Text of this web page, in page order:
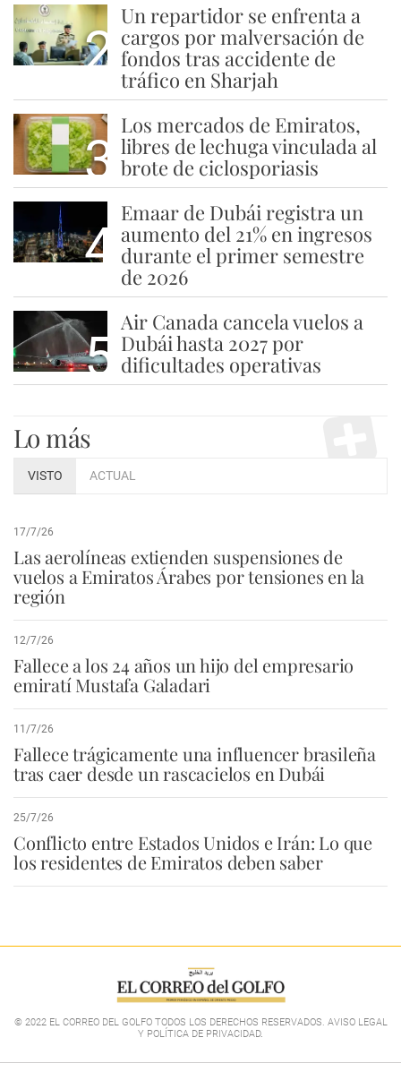
2
Un repartidor se enfrenta a
cargos por malversación de
fondos tras accidente de
tráfico en Sharjah
3
Los mercados de Emiratos,
libres de lechuga vinculada al
brote de ciclosporiasis
4
Emaar de Dubái registra un
aumento del 21% en ingresos
durante el primer semestre
de 2026
5
Air Canada cancela vuelos a
Dubái hasta 2027 por
dificultades operativas
Lo más
VISTO ACTUAL
17/7/26
Las aerolíneas extienden suspensiones de
vuelos a Emiratos Árabes por tensiones en la
región
12/7/26
Fallece a los 24 años un hijo del empresario
emiratí Mustafa Galadari
11/7/26
Fallece trágicamente una influencer brasileña
tras caer desde un rascacielos en Dubái
25/7/26
Conflicto entre Estados Unidos e Irán: Lo que
los residentes de Emiratos deben saber
© 2022 EL CORREO DEL GOLFO TODOS LOS DERECHOS RESERVADOS. AVISO LEGAL
Y POLÍTICA DE PRIVACIDAD.